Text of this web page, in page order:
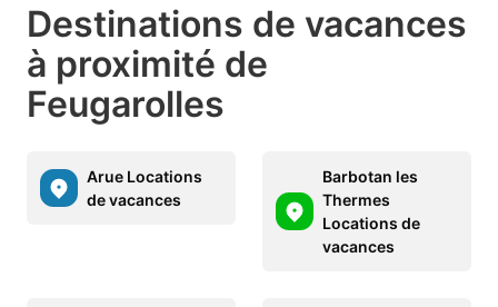
Destinations de vacances
à proximité de
Feugarolles
Arue Locations
de vacances
Barbotan les
Thermes
Locations de
vacances